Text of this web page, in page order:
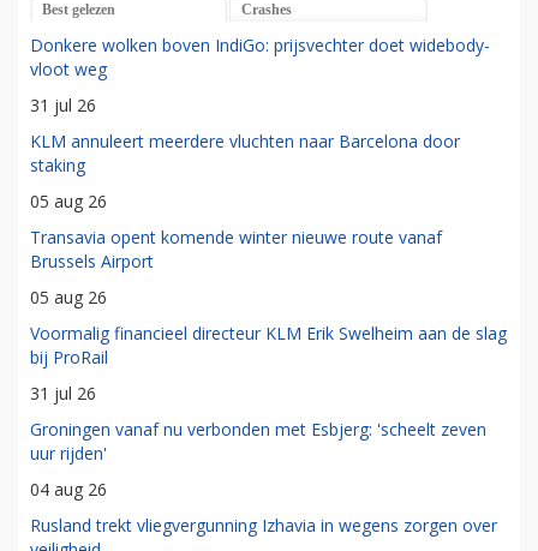
Best gelezen Crashes
Donkere wolken boven IndiGo: prijsvechter doet widebody-
vloot weg
31 jul 26
KLM annuleert meerdere vluchten naar Barcelona door
staking
05 aug 26
Transavia opent komende winter nieuwe route vanaf
Brussels Airport
05 aug 26
Voormalig financieel directeur KLM Erik Swelheim aan de slag
bij ProRail
31 jul 26
Groningen vanaf nu verbonden met Esbjerg: 'scheelt zeven
uur rijden'
04 aug 26
Rusland trekt vliegvergunning Izhavia in wegens zorgen over